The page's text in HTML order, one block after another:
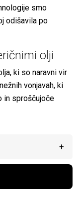
smo
odišavila po
olji
ki so naravni vir
vonjavah, ki
in sproščujoče
+